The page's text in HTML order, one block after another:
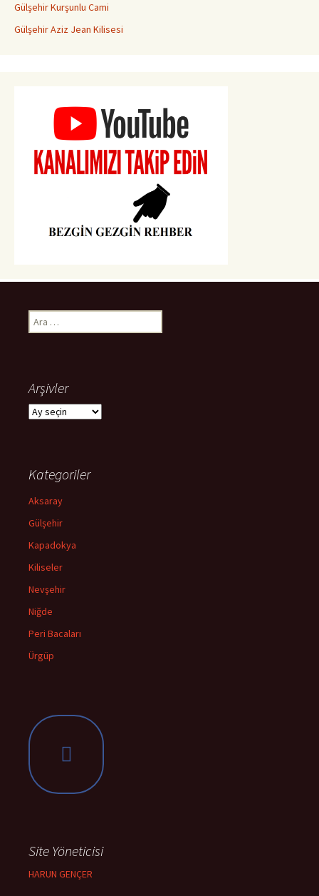
Gülşehir Kurşunlu Cami
Gülşehir Aziz Jean Kilisesi
Arama:
Arşivler
Arşivler
Kategoriler
Aksaray
Gülşehir
Kapadokya
Kiliseler
Nevşehir
Niğde
Peri Bacaları
Ürgüp
Site Yöneticisi
HARUN GENÇER